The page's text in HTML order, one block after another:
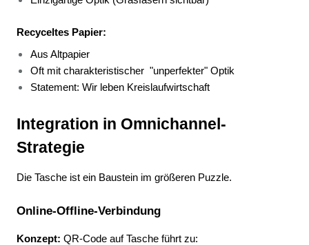
Recyceltes Papier:
Aus Altpapier
Oft mit charakteristischer "unperfekter" Optik
Statement: Wir leben Kreislaufwirtschaft
Integration in Omnichannel-
Strategie
Die Tasche ist ein Baustein im größeren Puzzle.
Online-Offline-Verbindung
Konzept: QR-Code auf Tasche führt zu: